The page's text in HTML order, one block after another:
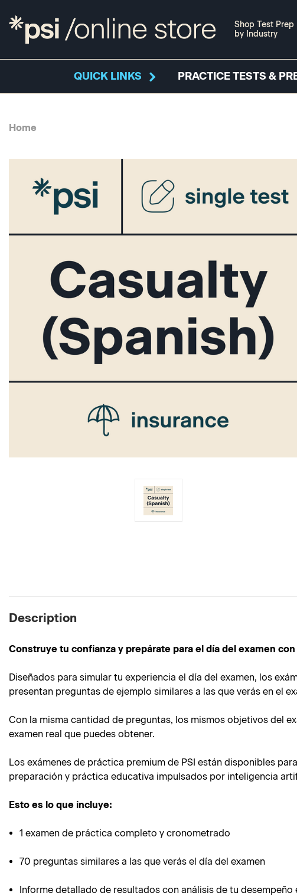
Shop Test Prep
by Industry
QUICK LINKS PRACTICE TESTS &
Home
Description
Construye tu confianza y prepárate para el día del examen
Diseñados para simular tu experiencia el día del examen, los
presentan preguntas de ejemplo similares a las que verás en el
Con la misma cantidad de preguntas, los mismos objetivos del
examen real que puedes obtener.
Los exámenes de práctica premium de PSI están disponibles
preparación y práctica educativa impulsados por inteligencia
Esto es lo que incluye:
1 examen de práctica completo y cronometrado
70 preguntas similares a las que verás el día del examen
Informe detallado de resultados con análisis de tu desempeño